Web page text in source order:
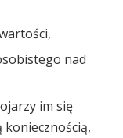
nad
im się